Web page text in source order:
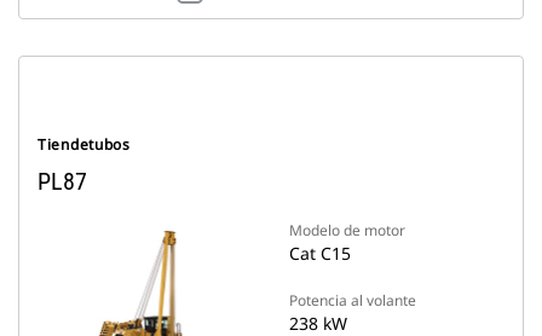
Tiendetubos
PL87
Modelo de motor
Cat C15
Potencia al volante
238 kW